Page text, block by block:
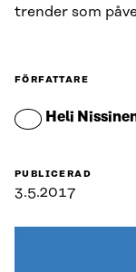
trender som
FÖRFATTARE
Heli
PUBLICERAD
3.5.2017